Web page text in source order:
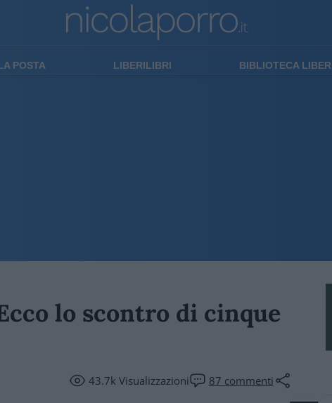
POSTA LIBERILIBRI BIBLIOTECA
lo scontro di cinque
43.7kVisualizzazioni 87 commenti